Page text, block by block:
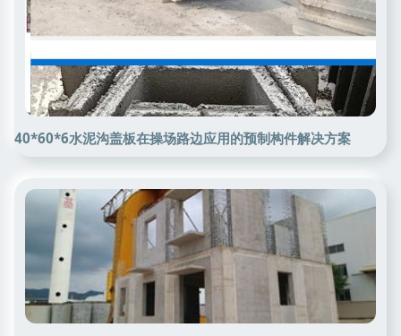
40*60*6水泥沟盖板在操场路边应用的预制构件解决方案